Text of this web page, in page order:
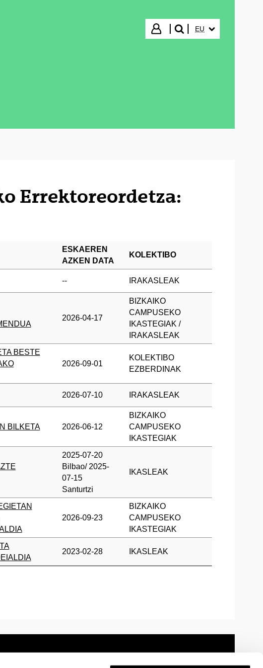
Hasi saioa
bilatu"
EU
Errektoreordetza:
ESKAEREN
AZKEN DATA
KOLEKTIBO
-- IRAKASLEAK
2026-04-17
BIZKAIKO
CAMPUSEKO
IKASTEGIAK /
IRAKASLEAK
BESTE
2026-09-01
KOLEKTIBO
EZBERDINAK
2026-07-10 IRAKASLEAK
BILKETA 2026-06-12
BIZKAIKO
CAMPUSEKO
IKASTEGIAK
2025-07-20
Bilbao/ 2025-
07-15
Santurtzi
IKASLEAK
2026-09-23
BIZKAIKO
CAMPUSEKO
IKASTEGIAK
2023-02-28 IKASLEAK